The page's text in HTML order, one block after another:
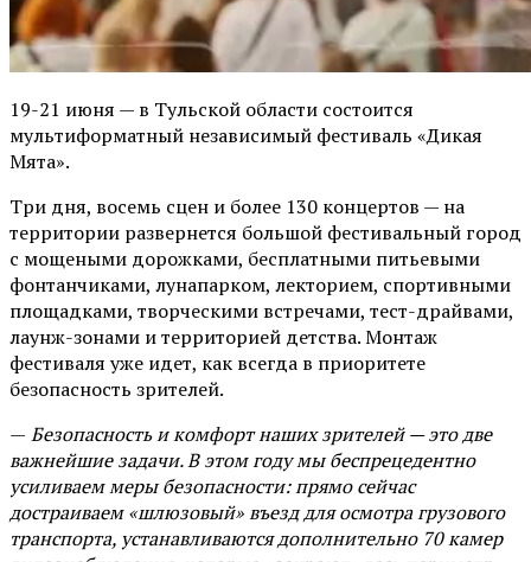
19-21 июня — в Тульской области состоится
мультиформатный независимый фестиваль «Дикая
Мята».
Три дня, восемь сцен и более 130 концертов — на
территории развернется большой фестивальный город
с мощеными дорожками, бесплатными питьевыми
фонтанчиками, лунапарком, лекторием, спортивными
площадками, творческими встречами, тест-драйвами,
лаунж-зонами и территорией детства. Монтаж
фестиваля уже идет, как всегда в приоритете
безопасность зрителей.
— Безопасность и комфорт наших зрителей — это две
важнейшие задачи. В этом году мы беспрецедентно
усиливаем меры безопасности: прямо сейчас
достраиваем «шлюзовый» въезд для осмотра грузового
транспорта, устанавливаются дополнительно 70 камер